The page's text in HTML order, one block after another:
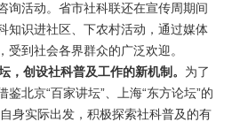
询活动。省市社科联还在宣传周期间
知识进社区、下农村活动，通过媒体
到社会各界群众的广泛欢迎。
，创设社科普及工作的新机制。 为了
北京“百家讲坛”、上海“东方论坛”的
身实际出发，积极探索社科普及的有